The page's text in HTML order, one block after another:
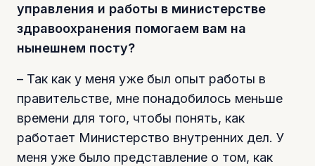
управления и работы в министерстве
здравоохранения помогаем вам на
нынешнем посту?
– Так как у меня уже был опыт работы в
правительстве, мне понадобилось меньше
времени для того, чтобы понять, как
работает Министерство внутренних дел. У
меня уже было представление о том, как